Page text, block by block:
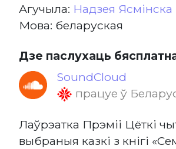
Агучыла: Надзея Ясмінска
Мова: беларуская
Дзе паслухаць
SoundCloud
працуе ў
Лаўрэатка Прэміі Цёткі
выбраныя казкі з кнігі